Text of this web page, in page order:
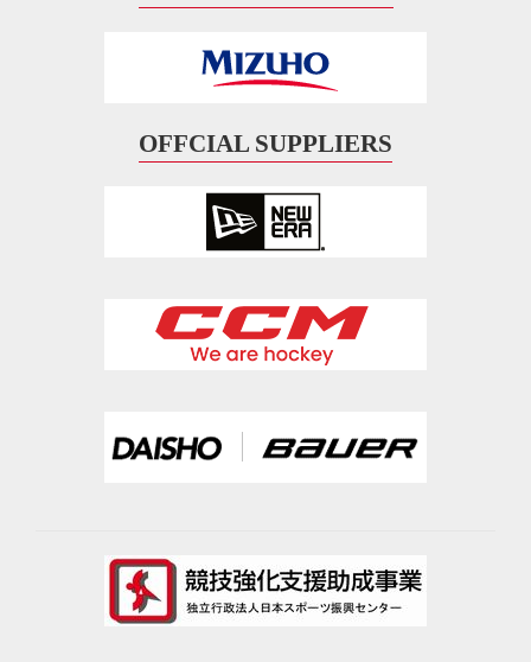
OFFCIAL SUPPLIERS